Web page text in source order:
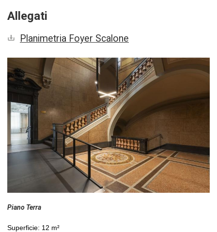
Allegati
Planimetria Foyer Scalone
Piano Terra
Superficie: 12 m²